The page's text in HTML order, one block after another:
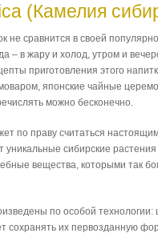
(Камелия
не сравнится в своей
– в жару и холод, утром и
приготовления этого
японские чайные
можно бесконечно.
по праву считаться
уникальные сибирские
вещества, которыми так
по особой
сохранять их первозданную